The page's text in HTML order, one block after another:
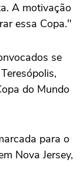
A motivação
essa Copa."
se
do Mundo
para o
Nova Jersey,